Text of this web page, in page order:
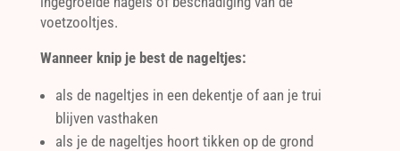
voetzooltjes.
Wanneer knip je best de nageltjes:
als de nageltjes in een dekentje of aan je trui
blijven vasthaken
als je de nageltjes hoort tikken op de grond